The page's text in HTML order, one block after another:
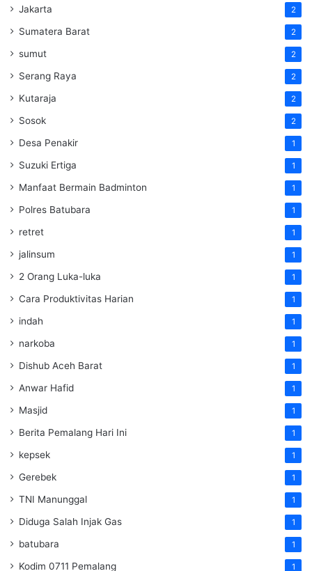
Jakarta 2
Sumatera Barat 2
sumut 2
Serang Raya 2
Kutaraja 2
Sosok 2
Desa Penakir 1
Suzuki Ertiga 1
Manfaat Bermain Badminton 1
Polres Batubara 1
retret 1
jalinsum 1
2 Orang Luka-luka 1
Cara Produktivitas Harian 1
indah 1
narkoba 1
Dishub Aceh Barat 1
Anwar Hafid 1
Masjid 1
Berita Pemalang Hari Ini 1
kepsek 1
Gerebek 1
TNI Manunggal 1
Diduga Salah Injak Gas 1
batubara 1
Kodim 0711 Pemalang 1